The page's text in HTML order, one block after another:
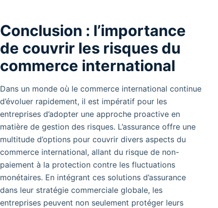
Conclusion : l’importance
de couvrir les risques du
commerce international
Dans un monde où le commerce international continue
d’évoluer rapidement, il est impératif pour les
entreprises d’adopter une approche proactive en
matière de gestion des risques. L’assurance offre une
multitude d’options pour couvrir divers aspects du
commerce international, allant du risque de non-
paiement à la protection contre les fluctuations
monétaires. En intégrant ces solutions d’assurance
dans leur stratégie commerciale globale, les
entreprises peuvent non seulement protéger leurs